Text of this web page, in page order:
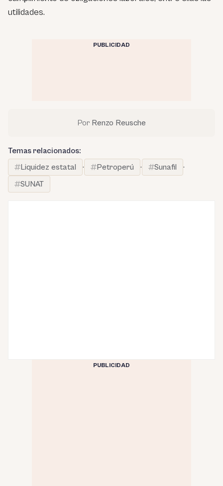
utilidades.
PUBLICIDAD
Por Renzo Reusche
Temas relacionados:
Liquidez estatal
· Petroperú · Sunafil
·
SUNAT
PUBLICIDAD